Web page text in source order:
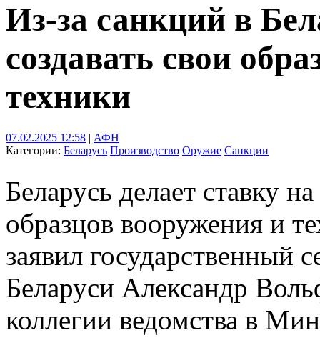
Из-за санкций в
создавать свои
техники
07.02.2025 12:58 | АФН
Категории: Беларусь Производство Оружие Санкции
Беларусь делает ставку
образцов вооружения и
заявил государственный
Беларуси Александр
коллегии ведомства в